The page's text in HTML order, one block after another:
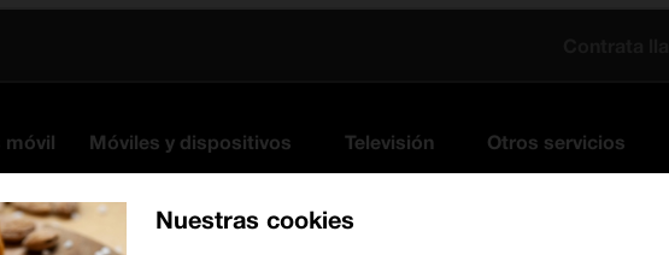
móvil Móviles y dispositivos Televisión Otros servicios
Nuestras cookies